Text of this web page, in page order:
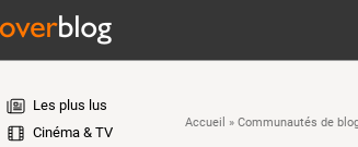
Les plus lus
Cinéma & TV
Accueil » Communautés de